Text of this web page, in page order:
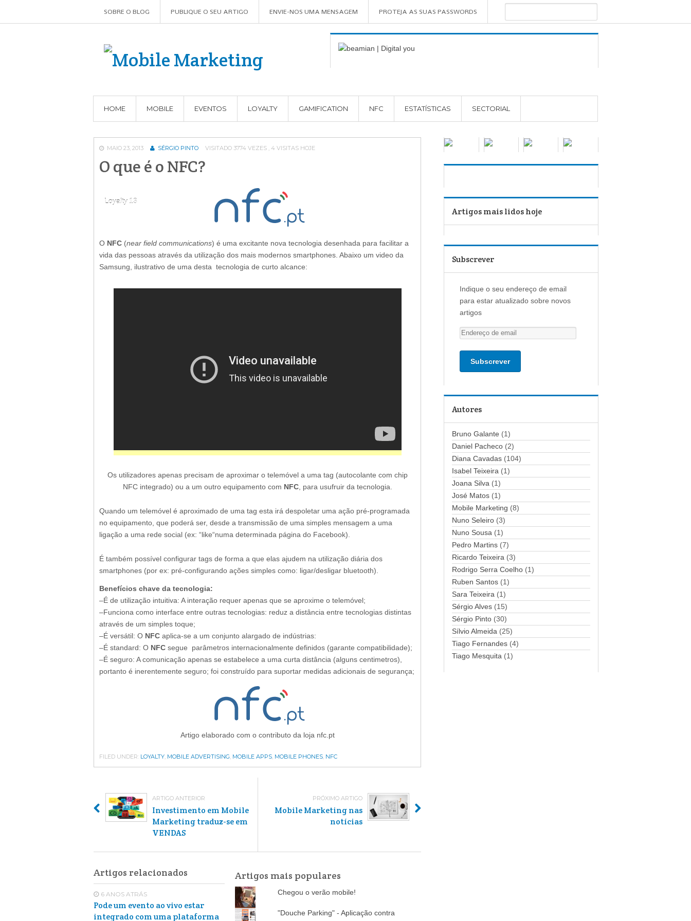
SOBRE O BLOG PUBLIQUE O SEU ARTIGO ENVIE-NOS UMA MENSAGEM PROTEJA AS SUAS PASSWORDS
HOME MOBILE EVENTOS LOYALTY GAMIFICATION NFC ESTATÍSTICAS SECTORIAL
MAIO 23, 2013 SÉRGIO PINTO VISITADO 3774 VEZES , 4 VISITAS HOJE
O que é o NFC?
Loyalty 13
Loyalty 13
Loyalty 13
Loyalty 13
Loyalty 13
O NFC (near field communications) é uma excitante nova tecnologia desenhada para facilitar a
vida das pessoas através da utilização dos mais modernos smartphones. Abaixo um video da
Samsung, ilustrativo de uma desta tecnologia de curto alcance:
Os utilizadores apenas precisam de aproximar o telemóvel a uma tag (autocolante com chip
NFC integrado) ou a um outro equipamento com NFC, para usufruir da tecnologia.
Quando um telemóvel é aproximado de uma tag esta irá despoletar uma ação pré-programada
no equipamento, que poderá ser, desde a transmissão de uma simples mensagem a uma
ligação a uma rede social (ex: “like“numa determinada página do Facebook).
É também possível configurar tags de forma a que elas ajudem na utilização diária dos
smartphones (por ex: pré-configurando ações simples como: ligar/desligar bluetooth).
Benefícios chave da tecnologia:
–É de utilização intuitiva: A interação requer apenas que se aproxime o telemóvel;
–Funciona como interface entre outras tecnologias: reduz a distância entre tecnologias distintas
através de um simples toque;
–É versátil: O NFC aplica-se a um conjunto alargado de indústrias:
–É standard: O NFC segue parâmetros internacionalmente definidos (garante compatibilidade);
–É seguro: A comunicação apenas se estabelece a uma curta distância (alguns centimetros),
portanto é inerentemente seguro; foi construído para suportar medidas adicionais de segurança;
Artigo elaborado com o contributo da loja nfc.pt
FILED UNDER: LOYALTY, MOBILE ADVERTISING, MOBILE APPS, MOBILE PHONES, NFC
ARTIGO ANTERIOR
Investimento em Mobile
Marketing traduz-se em
VENDAS
PRÓXIMO ARTIGO
Mobile Marketing nas
notícias
Artigos relacionados
6 ANOS ATRÁS
Pode um evento ao vivo estar
integrado com uma plataforma
Artigos mais populares
Chegou o verão mobile!
"Douche Parking" - Aplicação contra
Artigos mais lidos hoje
Subscrever
Indique o seu endereço de email
para estar atualizado sobre novos
artigos
E
n
d
o
d
e
e
m
a
i
l
Autores
Bruno Galante (1)
Daniel Pacheco (2)
Diana Cavadas (104)
Isabel Teixeira (1)
Joana Silva (1)
José Matos (1)
Mobile Marketing (8)
Nuno Seleiro (3)
Nuno Sousa (1)
Pedro Martins (7)
Ricardo Teixeira (3)
Rodrigo Serra Coelho (1)
Ruben Santos (1)
Sara Teixeira (1)
Sérgio Alves (15)
Sérgio Pinto (30)
Sílvio Almeida (25)
Tiago Fernandes (4)
Tiago Mesquita (1)